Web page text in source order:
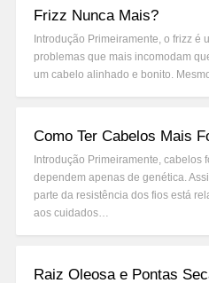
Frizz Nunca Mais?
Introdução Primeiramente, o frizz é
problemas que mais incomodam
um cabelo alinhado e bonito.
Como Ter Cabelos Mais
Introdução Primeiramente, cabelos
dependem apenas de genética.
parte da resistência dos fios está
aos cuidados…
Raiz Oleosa e Pontas